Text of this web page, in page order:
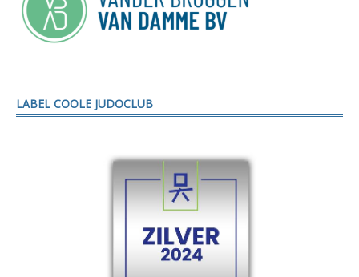
LABEL COOLE JUDOCLUB